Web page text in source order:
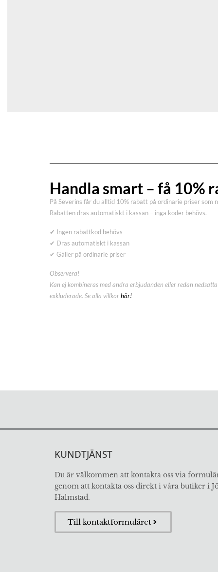
Handla smart – få 10%
På Severins får du alltid 10% rabatt på ordinarie priser som
Rabatten dras automatiskt i kassan – inga koder behövs.
✔ Ingen rabattkod behövs
✔ Dras automatiskt i kassan
✔ Gäller på ordinarie priser
Observera!
Kan ej kombineras med andra erbjudanden eller redan
exkluderade. Se alla villkorhär!
KUNDTJÄNST
Du är välkommen att kontakta oss via
genom att kontakta oss direkt i våra butiker i
Halmstad.
Till kontaktformuläret